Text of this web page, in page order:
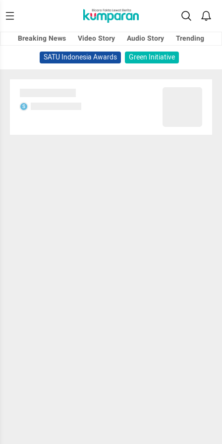
Breaking News Video Story Audio Story
Trending
SATU Indonesia Awards
Green Initiative
S